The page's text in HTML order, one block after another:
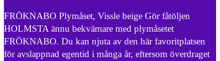
FRÖKNABO Plymåset, Vissle beige Gör fåtöljen
HOLMSTA ännu bekvämare med plymåsetet
FRÖKNABO. Du kan njuta av den här favoritplatsen
för avslappnad egentid i många år, eftersom överdraget